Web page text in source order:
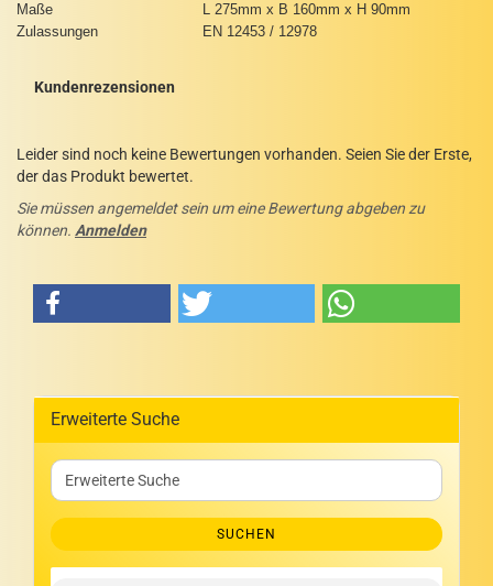
Maße
L 275mm x B 160mm x H 90mm
Zulassungen
EN 12453 / 12978
Kundenrezensionen
Leider sind noch keine Bewertungen vorhanden. Seien Sie der Erste,
der das Produkt bewertet.
Sie müssen angemeldet sein um eine Bewertung abgeben zu
können. Anmelden
Erweiterte Suche
Erweiterte
Suche
SUCHEN